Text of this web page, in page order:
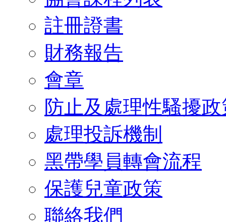
註冊證書
財務報告
會章
防止及處理性騷擾
處理投訴機制
黑帶學員轉會流程
保護兒童政策
聯絡我們